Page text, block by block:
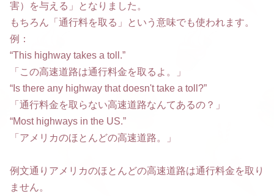
害）を与える」となりました。
もちろん「通行料を取る」という意味でも使われます。
例：
“This highway takes a toll.”
「この高速道路は通行料金を取るよ。」
“Is there any highway that doesn't take a toll?”
「通行料金を取らない高速道路なんてあるの？」
“Most highways in the US.”
「アメリカのほとんどの高速道路。」
例文通りアメリカのほとんどの高速道路は通行料金を取り
ません。